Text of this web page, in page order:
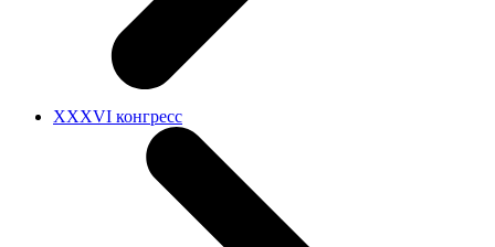
XXXVI конгресс